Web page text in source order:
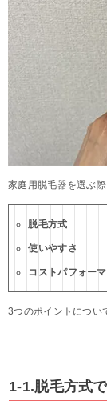
家庭用脱毛器を選ぶ
脱毛方式
使いやすさ
コストパフォー
3つのポイントについ
1-1.脱毛方式